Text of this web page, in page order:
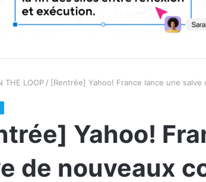
THE LOOP / [Rentrée] Yahoo! France lance une
Yahoo!
de nouveaux